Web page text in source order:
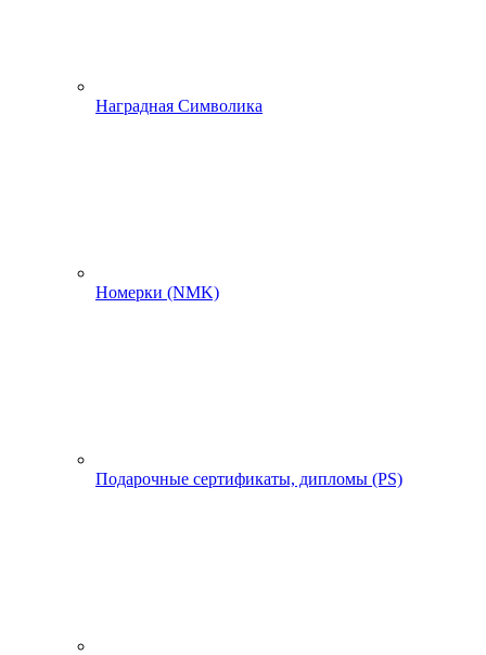
Наградная Символика
Номерки (NMK)
Подарочные сертификаты, дипломы (PS)